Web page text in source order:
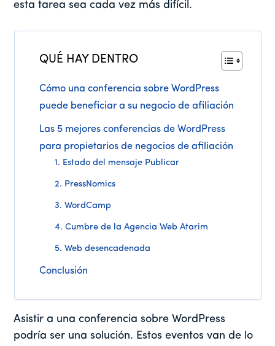
esta tarea sea cada vez más difícil.
QUÉ HAY DENTRO
Cómo una conferencia sobre WordPress
puede beneficiar a su negocio de afiliación
Las 5 mejores conferencias de WordPress
para propietarios de negocios de afiliación
1. Estado del mensaje Publicar
2. PressNomics
3. WordCamp
4. Cumbre de la Agencia Web Atarim
5. Web desencadenada
Conclusión
Asistir a una conferencia sobre WordPress
podría ser una solución. Estos eventos van de lo